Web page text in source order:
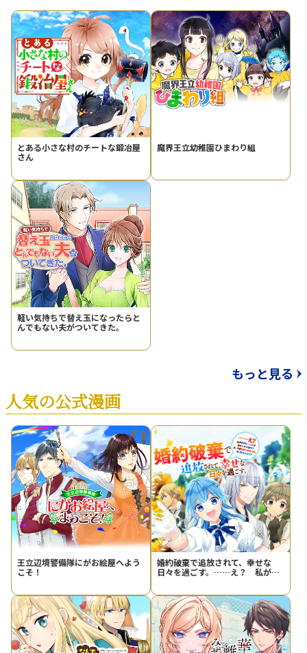
とある小さな村のチートな鍛冶屋
さん
魔界王立幼稚園ひまわり組
軽い気持ちで替え玉になったらと
んでもない夫がついてきた。
もっと見る
人気の公式漫画
王立辺境警備隊にがお絵屋へよう
こそ！
婚約破棄で追放されて、幸せな
日々を過ごす。……え？ 私が世
せんけど？